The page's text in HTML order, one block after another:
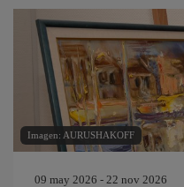
Imagen: AURUSHAKOFF
09 may 2026 - 22 nov 2026